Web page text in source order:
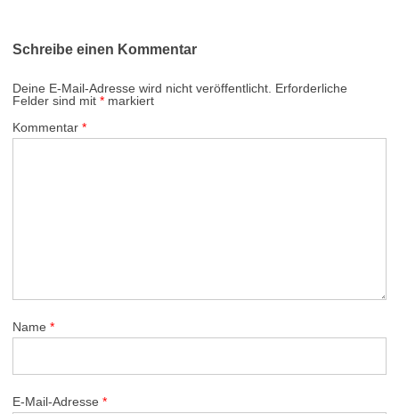
Schreibe einen Kommentar
Deine E-Mail-Adresse wird nicht veröffentlicht. Erforderliche
Felder sind mit * markiert
Kommentar *
Name *
E-Mail-Adresse *